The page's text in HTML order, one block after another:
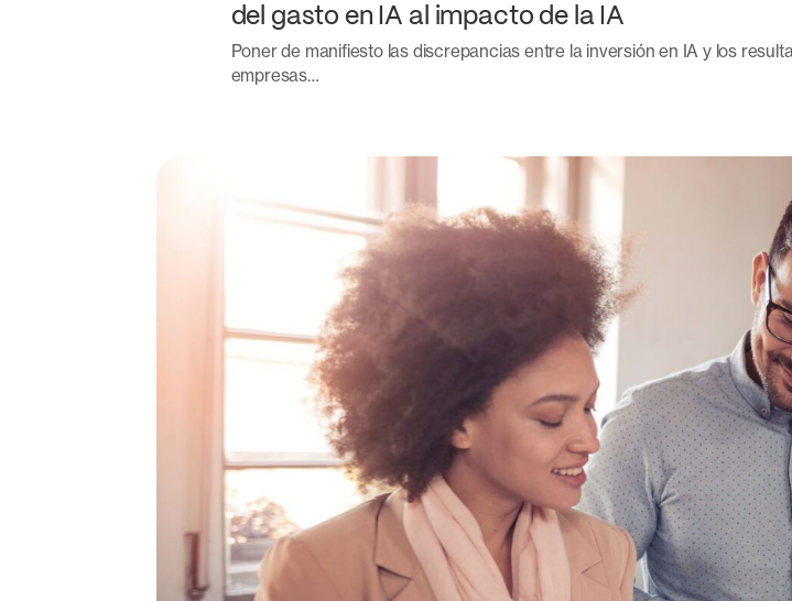
del gasto en IA al impacto de la IA
Poner de manifiesto las discrepancias entre la inversión en IA y los
empresas…